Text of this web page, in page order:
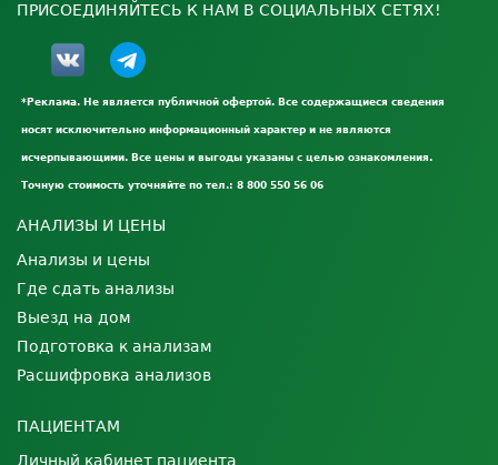
ПРИСОЕДИНЯЙТЕСЬ К НАМ В СОЦИАЛЬНЫХ СЕТЯХ!
*Реклама. Не является публичной офертой. Все содержащиеся сведения
носят исключительно информационный характер и не являются
исчерпывающими. Все цены и выгоды указаны с целью ознакомления.
Точную стоимость уточняйте по тел.: 8 800 550 56 06
АНАЛИЗЫ И ЦЕНЫ
Анализы и цены
Где сдать анализы
Выезд на дом
Подготовка к анализам
Расшифровка анализов
ПАЦИЕНТАМ
Личный кабинет пациента